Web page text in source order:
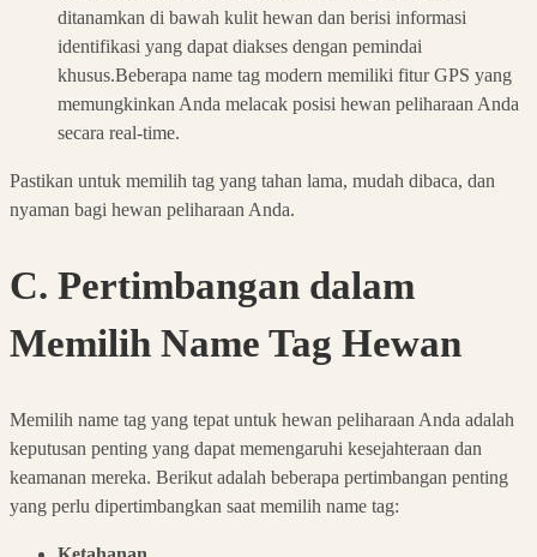
ditanamkan di bawah kulit hewan dan berisi informasi
identifikasi yang dapat diakses dengan pemindai
khusus.Beberapa name tag modern memiliki fitur GPS yang
memungkinkan Anda melacak posisi hewan peliharaan Anda
secara real-time.
Pastikan untuk memilih tag yang tahan lama, mudah dibaca, dan
nyaman bagi hewan peliharaan Anda.
C. Pertimbangan dalam
Memilih Name Tag Hewan
Memilih name tag yang tepat untuk hewan peliharaan Anda adalah
keputusan penting yang dapat memengaruhi kesejahteraan dan
keamanan mereka. Berikut adalah beberapa pertimbangan penting
yang perlu dipertimbangkan saat memilih name tag: